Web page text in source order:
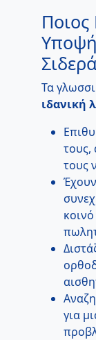
Ποιος
Τα
ιδανική
τους,
τους
για